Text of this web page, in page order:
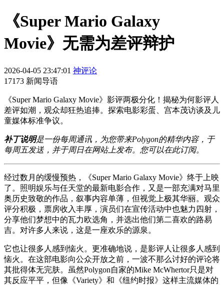
《Super Mario Galaxy
Movie》无需为差评辩护
2026-04-05 23:47:01 神评论
17173 新闻导语
《Super Mario Galaxy Movie》影评两极分化！揭秘为何影评人
差评如潮，观众却狂热追捧。探索电影彩蛋、宫本茂访谈及儿
童媒体标准争议。
补丁说明是一份每周通讯，为您带来Polygon的精华内容，于
每周五发送，并于周日在网站上发布。您可以在此订阅。
经过数月的缓慢预热，《Super Mario Galaxy Movie》终于上映
了。照明娱乐与任天堂的最新电影合作，又是一部充满对马里
奥历史致敬的作品，叙事内容单薄，但视觉上极其华丽。观众
评分积极，票房收入丰厚，演员们在宣传活动中也魅力四射，
分享他们梦想中的瓦力欧选角，并选出他们第二喜欢的路易
吉。对许多人来说，这是一座欢乐的源泉。
它也让很多人感到恼火。更准确地说，是影评人让很多人感到
恼火。在这部电影向公众开放之前，一波不那么讨好的评论将
其批得体无完肤。虽然Polygon自家的Mike McWhertor只是对
其反应平平，但像《Variety》和《纽约时报》这样主流媒体的